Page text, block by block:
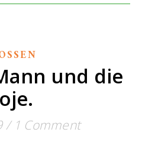
und die
/ 1 Comment